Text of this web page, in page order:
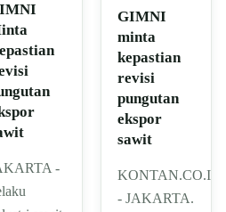
-
GIMNI
minta
kepastian
revisi
pungutan
ekspor
sawit
KONTAN.CO.ID
- JAKARTA.